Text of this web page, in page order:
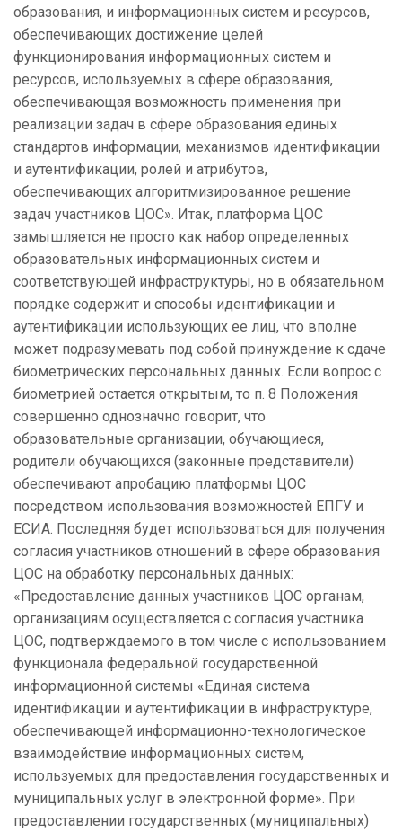
образования, и информационных систем и ресурсов,
обеспечивающих достижение целей
функционирования информационных систем и
ресурсов, используемых в сфере образования,
обеспечивающая возможность применения при
реализации задач в сфере образования единых
стандартов информации, механизмов идентификации
и аутентификации, ролей и атрибутов,
обеспечивающих алгоритмизированное решение
задач участников ЦОС». Итак, платформа ЦОС
замышляется не просто как набор определенных
образовательных информационных систем и
соответствующей инфраструктуры, но в обязательном
порядке содержит и способы идентификации и
аутентификации использующих ее лиц, что вполне
может подразумевать под собой принуждение к сдаче
биометрических персональных данных. Если вопрос с
биометрией остается открытым, то п. 8 Положения
совершенно однозначно говорит, что
образовательные организации, обучающиеся,
родители обучающихся (законные представители)
обеспечивают апробацию платформы ЦОС
посредством использования возможностей ЕПГУ и
ЕСИА. Последняя будет использоваться для получения
согласия участников отношений в сфере образования
ЦОС на обработку персональных данных:
«Предоставление данных участников ЦОС органам,
организациям осуществляется с согласия участника
ЦОС, подтверждаемого в том числе с использованием
функционала федеральной государственной
информационной системы «Единая система
идентификации и аутентификации в инфраструктуре,
обеспечивающей информационно-технологическое
взаимодействие информационных систем,
используемых для предоставления государственных и
муниципальных услуг в электронной форме». При
предоставлении государственных (муниципальных)